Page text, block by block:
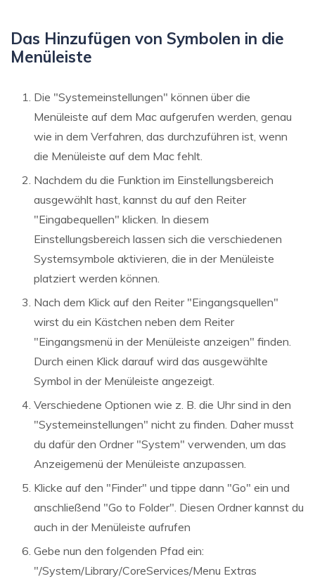
Das Hinzufügen von Symbolen in die
Menüleiste
Die "Systemeinstellungen" können über die
Menüleiste auf dem Mac aufgerufen werden, genau
wie in dem Verfahren, das durchzuführen ist, wenn
die Menüleiste auf dem Mac fehlt.
Nachdem du die Funktion im Einstellungsbereich
ausgewählt hast, kannst du auf den Reiter
"Eingabequellen" klicken. In diesem
Einstellungsbereich lassen sich die verschiedenen
Systemsymbole aktivieren, die in der Menüleiste
platziert werden können.
Nach dem Klick auf den Reiter "Eingangsquellen"
wirst du ein Kästchen neben dem Reiter
"Eingangsmenü in der Menüleiste anzeigen" finden.
Durch einen Klick darauf wird das ausgewählte
Symbol in der Menüleiste angezeigt.
Verschiedene Optionen wie z. B. die Uhr sind in den
"Systemeinstellungen" nicht zu finden. Daher musst
du dafür den Ordner "System" verwenden, um das
Anzeigemenü der Menüleiste anzupassen.
Klicke auf den "Finder" und tippe dann "Go" ein und
anschließend "Go to Folder". Diesen Ordner kannst du
auch in der Menüleiste aufrufen
Gebe nun den folgenden Pfad ein:
"/System/Library/CoreServices/Menu Extras